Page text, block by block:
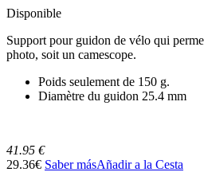
Disponible
Support pour guidon de vélo qui
photo, soit un camescope.
Poids seulement de 150 g.
Diamètre du guidon 25.4 mm
41.95 €
29.36€ Saber másAñadir a la Cesta